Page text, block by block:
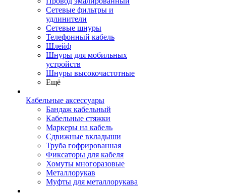
Сетевые фильтры и
удлинители
Сетевые шнуры
Телефонный кабель
Шлейф
Шнуры для мобильных
устройств
Шнуры высокочастотные
Ещё
Кабельные аксессуары
Бандаж кабельный
Кабельные стяжки
Маркеры на кабель
Сдвижные вкладыши
Труба гофрированная
Фиксаторы для кабеля
Хомуты многоразовые
Металлорукав
Муфты для металлорукава